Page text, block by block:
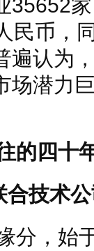
35652
民币，
遍认为
场潜力
的四十
合技术
分，始